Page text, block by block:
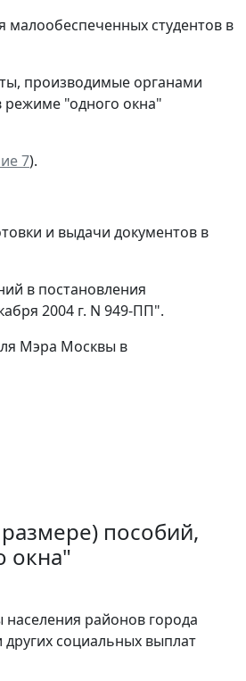
малообеспеченных студентов в
производимые органами
режиме "одного окна"
7).
и выдачи документов в
в постановления
2004 г. N 949-ПП".
Мэра Москвы в
пособий,
окна"
районов города
социальных выплат